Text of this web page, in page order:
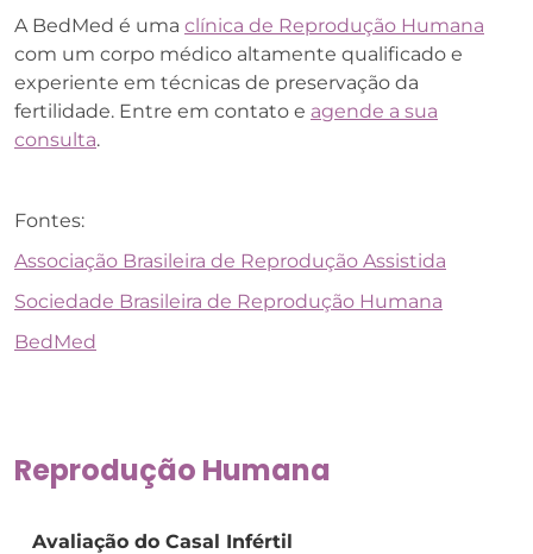
A BedMed é uma clínica de Reprodução Humana
com um corpo médico altamente qualificado e
experiente em técnicas de preservação da
fertilidade. Entre em contato e agende a sua
consulta.
Fontes:
Associação Brasileira de Reprodução Assistida
Sociedade Brasileira de Reprodução Humana
BedMed
Reprodução Humana
Avaliação do Casal Infértil